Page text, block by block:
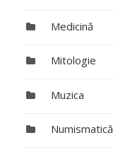
Medicină
Mitologie
Muzica
Numismatică